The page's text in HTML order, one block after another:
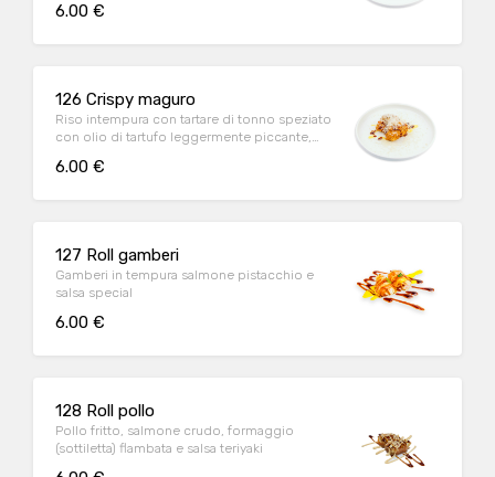
6.00 €
126 Crispy maguro
Riso intempura con tartare di tonno speziato
con olio di tartufo leggermente piccante,
parmigiano
6.00 €
127 Roll gamberi
Gamberi in tempura salmone pistacchio e
salsa special
6.00 €
128 Roll pollo
Pollo fritto, salmone crudo, formaggio
(sottiletta) flambata e salsa teriyaki